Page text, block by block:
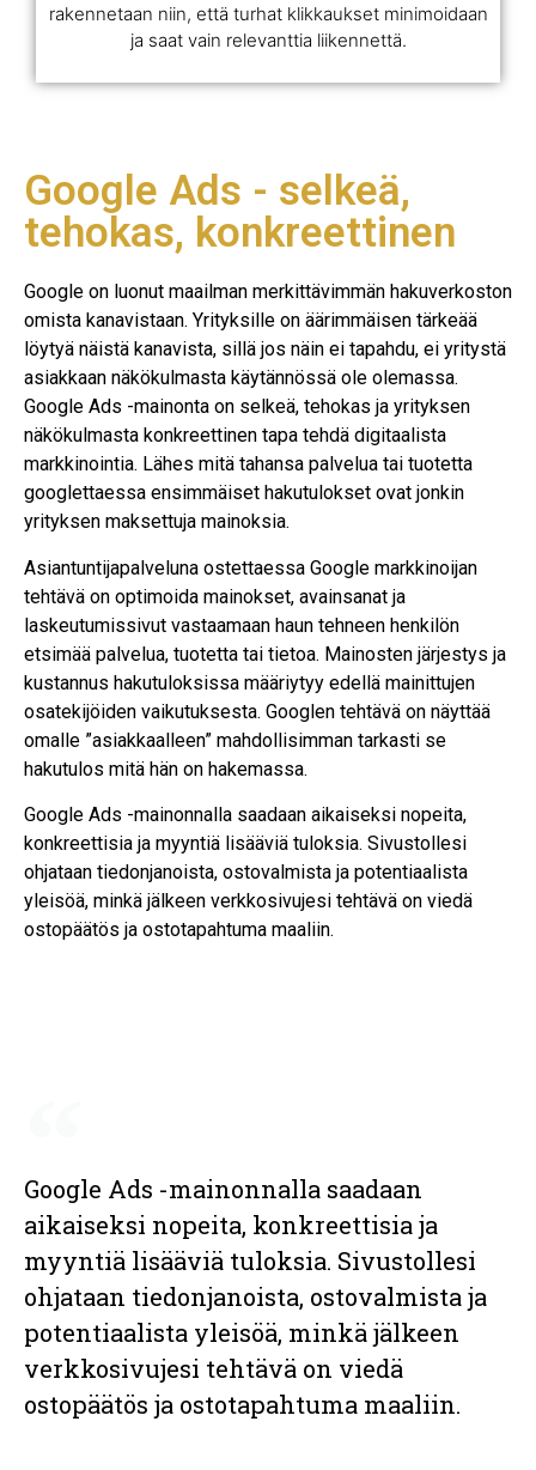
rakennetaan niin, että turhat klikkaukset minimoidaan
ja saat vain relevanttia liikennettä.
Google Ads - selkeä,
tehokas, konkreettinen
Google on luonut maailman merkittävimmän hakuverkoston
omista kanavistaan. Yrityksille on äärimmäisen tärkeää
löytyä näistä kanavista, sillä jos näin ei tapahdu, ei yritystä
asiakkaan näkökulmasta käytännössä ole olemassa.
Google Ads -mainonta on selkeä, tehokas ja yrityksen
näkökulmasta konkreettinen tapa tehdä digitaalista
markkinointia. Lähes mitä tahansa palvelua tai tuotetta
googlettaessa ensimmäiset hakutulokset ovat jonkin
yrityksen maksettuja mainoksia.
Asiantuntijapalveluna ostettaessa Google markkinoijan
tehtävä on optimoida mainokset, avainsanat ja
laskeutumissivut vastaamaan haun tehneen henkilön
etsimää palvelua, tuotetta tai tietoa. Mainosten järjestys ja
kustannus hakutuloksissa määriytyy edellä mainittujen
osatekijöiden vaikutuksesta. Googlen tehtävä on näyttää
omalle ”asiakkaalleen” mahdollisimman tarkasti se
hakutulos mitä hän on hakemassa.
Google Ads -mainonnalla saadaan aikaiseksi nopeita,
konkreettisia ja myyntiä lisääviä tuloksia. Sivustollesi
ohjataan tiedonjanoista, ostovalmista ja potentiaalista
yleisöä, minkä jälkeen verkkosivujesi tehtävä on viedä
ostopäätös ja ostotapahtuma maaliin.
Google Ads -mainonnalla saadaan
aikaiseksi nopeita, konkreettisia ja
myyntiä lisääviä tuloksia. Sivustollesi
ohjataan tiedonjanoista, ostovalmista ja
potentiaalista yleisöä, minkä jälkeen
verkkosivujesi tehtävä on viedä
ostopäätös ja ostotapahtuma maaliin.